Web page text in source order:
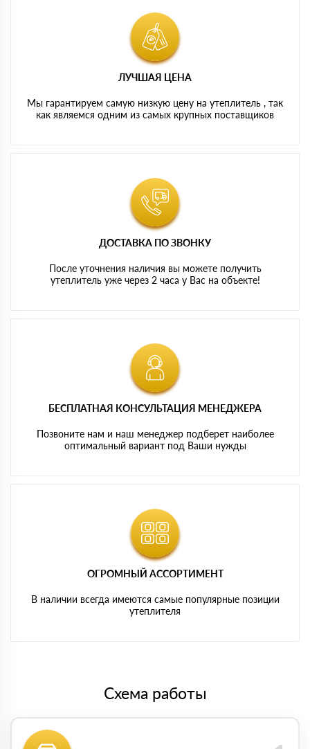
ЛУЧШАЯ ЦЕНА
Мы гарантируем самую низкую цену на утеплитель , так
как являемся одним из самых крупных поставщиков
ДОСТАВКА ПО ЗВОНКУ
После уточнения наличия вы можете получить
утеплитель уже через 2 часа у Вас на объекте!
БЕСПЛАТНАЯ КОНСУЛЬТАЦИЯ МЕНЕДЖЕРА
Позвоните нам и наш менеджер подберет наиболее
оптимальный вариант под Ваши нужды
ОГРОМНЫЙ АССОРТИМЕНТ
В наличии всегда имеются самые популярные позиции
утеплителя
Схема работы